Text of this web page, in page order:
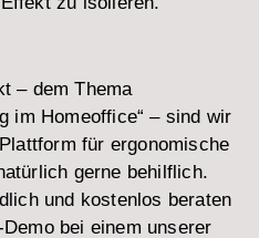
– dem Thema
im Homeoffice“ – sind wir
für ergonomische
gerne behilflich.
und kostenlos beraten
bei einem unserer